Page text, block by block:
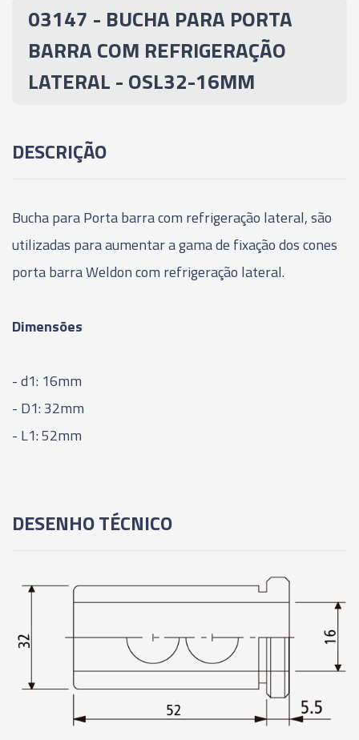
03656 - BUCHA PARA PORTA BARRA COM
REFRIGERAÇÃO LATERAL - OSL40-25MM
03147 - BUCHA PARA PORTA
BARRA COM REFRIGERAÇÃO
LATERAL - OSL32-16MM
DESCRIÇÃO
Bucha para Porta barra com refrigeração lateral, são
utilizadas para aumentar a gama de fixação dos cones
porta barra Weldon com refrigeração lateral.
Dimensões
- d1: 16mm
- D1: 32mm
- L1: 52mm
DESENHO TÉCNICO